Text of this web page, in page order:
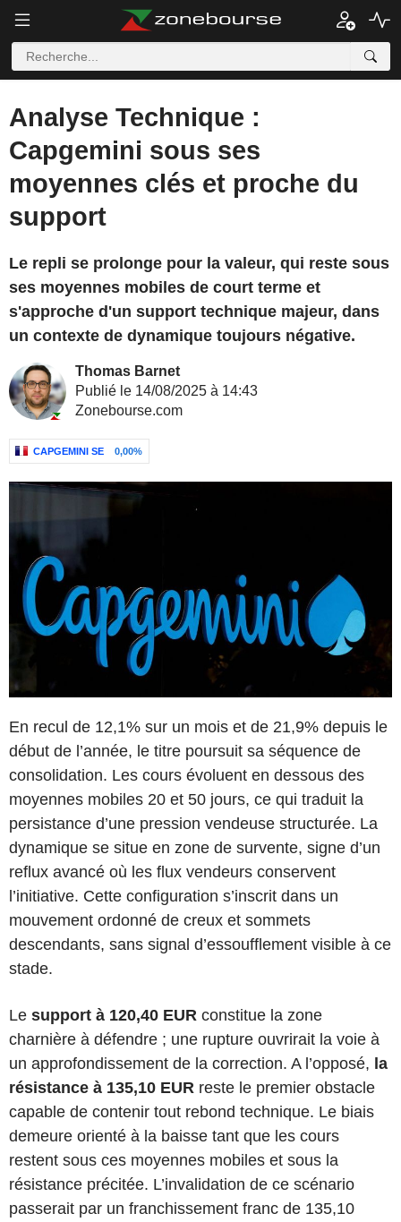
Analyse Technique :
Capgemini sous ses
moyennes clés et proche du
support
Le repli se prolonge pour la valeur, qui reste sous
ses moyennes mobiles de court terme et
s'approche d'un support technique majeur, dans
un contexte de dynamique toujours négative.
Thomas Barnet
Publié le 14/08/2025 à 14:43
Zonebourse.com
CAPGEMINI SE 0,00%
En recul de 12,1% sur un mois et de 21,9% depuis le
début de l’année, le titre poursuit sa séquence de
consolidation. Les cours évoluent en dessous des
moyennes mobiles 20 et 50 jours, ce qui traduit la
persistance d’une pression vendeuse structurée. La
dynamique se situe en zone de survente, signe d’un
reflux avancé où les flux vendeurs conservent
l’initiative. Cette configuration s’inscrit dans un
mouvement ordonné de creux et sommets
descendants, sans signal d’essoufflement visible à ce
stade.
Le support à 120,40 EUR constitue la zone
charnière à défendre ; une rupture ouvrirait la voie à
un approfondissement de la correction. A l’opposé, la
résistance à 135,10 EUR reste le premier obstacle
capable de contenir tout rebond technique. Le biais
demeure orienté à la baisse tant que les cours
restent sous ces moyennes mobiles et sous la
résistance précitée. L’invalidation de ce scénario
passerait par un franchissement franc de 135,10